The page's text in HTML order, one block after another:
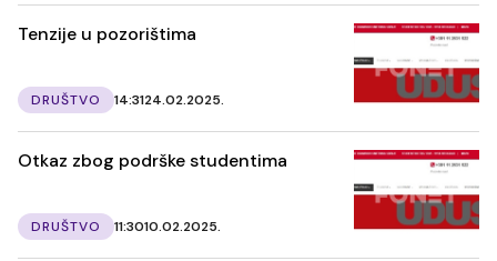
Tenzije u pozorištima
DRUŠTVO 14:3124.02.2025.
Otkaz zbog podrške studentima
DRUŠTVO 11:3010.02.2025.